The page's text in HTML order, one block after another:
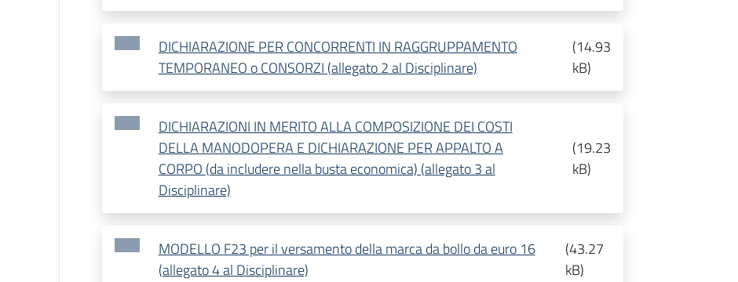
DICHIARAZIONE PER CONCORRENTI IN RAGGRUPPAMENTO
TEMPORANEO o CONSORZI (allegato 2 al Disciplinare)
(14.93
kB)
DICHIARAZIONI IN MERITO ALLA COMPOSIZIONE DEI COSTI
DELLA MANODOPERA E DICHIARAZIONE PER APPALTO A
CORPO (da includere nella busta economica) (allegato 3 al
Disciplinare)
(19.23
kB)
MODELLO F23 per il versamento della marca da bollo da euro 16
(allegato 4 al Disciplinare)
(43.27
kB)